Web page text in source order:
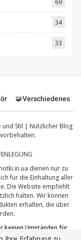
34
33
🧩Verschiedenes
und Stil | Nützlicher Blog
dienen nur zu
für die Einhaltung aller
Die Website empfiehlt
halten. Wir können
erhalten, die über
Umständen für
oder dem Missbrauch